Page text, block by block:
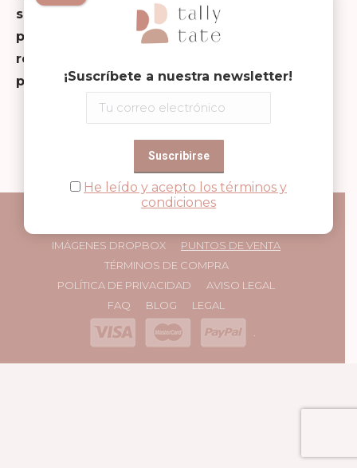
shop@tallytate.com con su localidad, código
postal y el producto que desea adquirir y le
responderemos a la mayor brevedad
posible.
IMÁGENES DROPBOX
PUNTOS DE VENTA
TÉRMINOS DE COMPRA
POLÍTICA DE PRIVACIDAD
AVISO LEGAL
FAQ
BLOG LEGAL
¡Suscríbete a nuestra newsletter!
He leído y acepto los términos y
condiciones